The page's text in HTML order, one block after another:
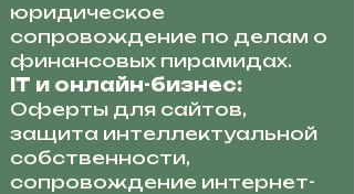
юридическое
сопровождение по делам о
финансовых пирамидах.
IT и онлайн-бизнес:
Оферты для сайтов,
защита интеллектуальной
собственности,
сопровождение интернет-